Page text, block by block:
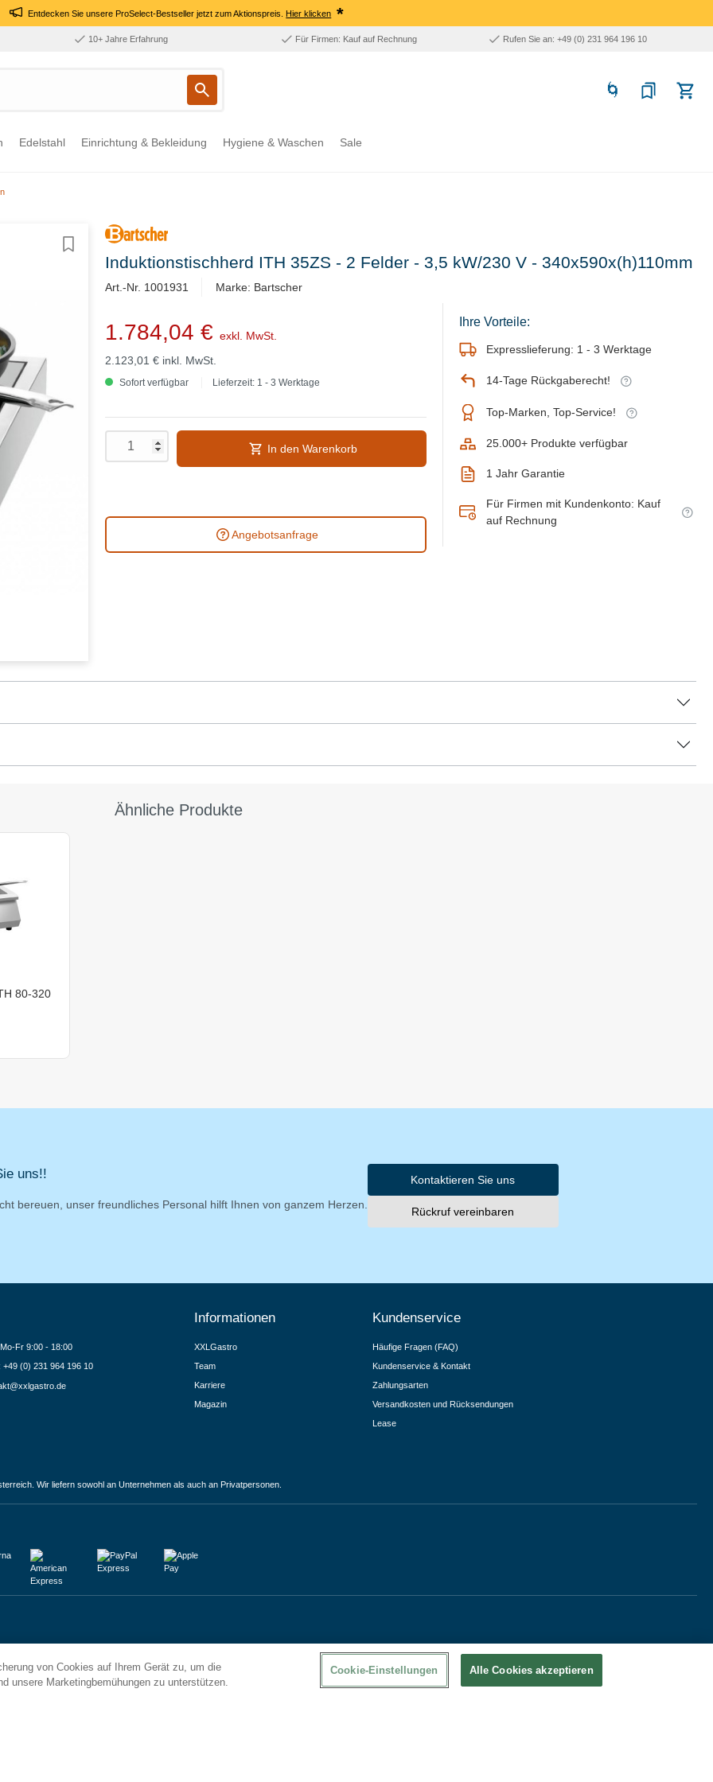
Entdecken Sie unsere ProSelect-Bestseller jetzt zum Aktionspreis.Hier klicken *
10+ Jahre Erfahrung Für Firmen: Kauf auf Rechnung Rufen Sie an: +49 (0) 231 964 196 10
Edelstahl Einrichtung & Bekleidung Hygiene & Waschen Sale
Induktionstischherd ITH 35ZS - 2 Felder - 3,5 kW/230 V - 340x590x(h)110mm
Art.-Nr. 1001931 Marke: Bartscher
1.784,04 € exkl. MwSt.
2.123,01 € inkl. MwSt.
Sofort verfügbar Lieferzeit: 1 - 3 Werktage
In den Warenkorb
Angebotsanfrage
Ihre Vorteile:
Expresslieferung: 1 - 3 Werktage
14-Tage Rückgaberecht!
Top-Marken, Top-Service!
25.000+ Produkte verfügbar
1 Jahr Garantie
Für Firmen mit Kundenkonto: Kauf
auf Rechnung
Ähnliche Produkte
80-320
uns!!
bereuen, unser freundliches Personal hilft Ihnen von ganzem Herzen.
Kontaktieren Sie uns
Rückruf vereinbaren
Fr 9:00 - 18:00
+49 (0) 231 964 196 10
Informationen
XXLGastro
Team
Karriere
Magazin
Kundenservice
Häufige Fragen (FAQ)
Kundenservice & Kontakt
Zahlungsarten
Versandkosten und Rücksendungen
Lease
Wir liefern sowohl an Unternehmen als auch an Privatpersonen.
von Cookies auf Ihrem Gerät zu, um die
unsere Marketingbemühungen zu unterstützen.
Cookie-Einstellungen Alle Cookies akzeptieren